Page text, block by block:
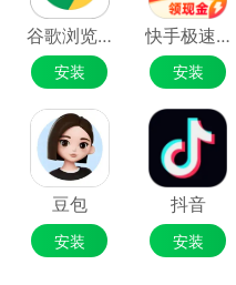
谷歌浏览器Google Chrome
安装
快手极速版
安装
豆包
安装
抖音
安装